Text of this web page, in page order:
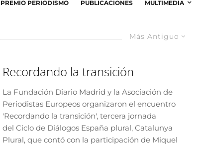
PREMIO PERIODISMO PUBLICACIONES MULTIMEDIA
Más Antiguo
Recordando la transición
La Fundación Diario Madrid y la Asociación de
Periodistas Europeos organizaron el encuentro
'Recordando la transición', tercera jornada
del Ciclo de Diálogos España plural, Catalunya
Plural, que contó con la participación de Miquel